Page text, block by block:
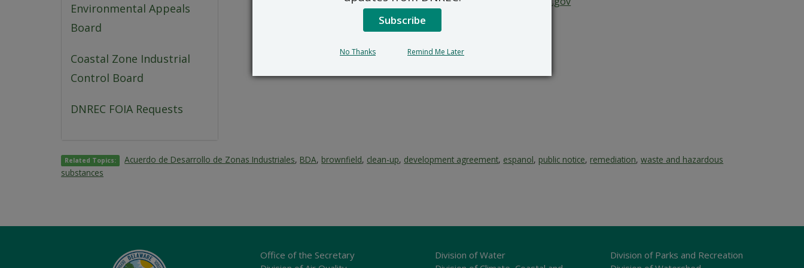
Environmental Appeals
Board
Coastal Zone Industrial
Control Board
DNREC FOIA Requests
Related Topics: Acuerdo de Desarrollo de Zonas Industriales, BDA, brownfield, clean-up, development agreement, espanol, public notice, remediation,waste and hazardous
substances
Office of the Secretary
Division of Water
Division of Parks and Recreation
Subscribe
No Thanks Remind Me Later